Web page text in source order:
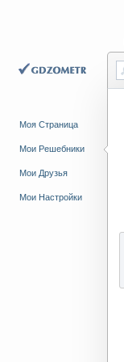
Моя Страница
Мои Решебники
Мои Друзья
Мои Настройки